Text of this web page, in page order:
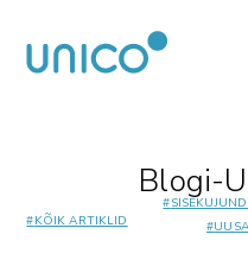
Blogi-
#KÕIK ARTIKLID
#
#